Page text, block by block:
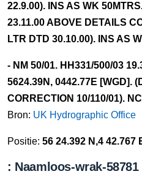
22.9.00). INS AS WK
23.11.00 ABOVE DETAILS
LTR DTD 30.10.00). INS AS
- NM 50/01. HH331/500/03
5624.39N, 0442.77E [WGD].
CORRECTION 10/110/01).
Bron: UK Hydrographic Office
Positie: 56 24.392 N,4 42.767
: Naamloos-wrak-58781